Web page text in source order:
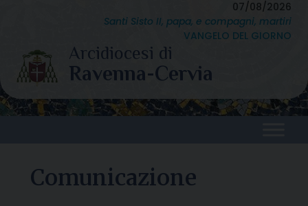
content
07/08/2026
Santi Sisto II, papa, e compagni, martiri
VANGELO DEL GIORNO
Comunicazione